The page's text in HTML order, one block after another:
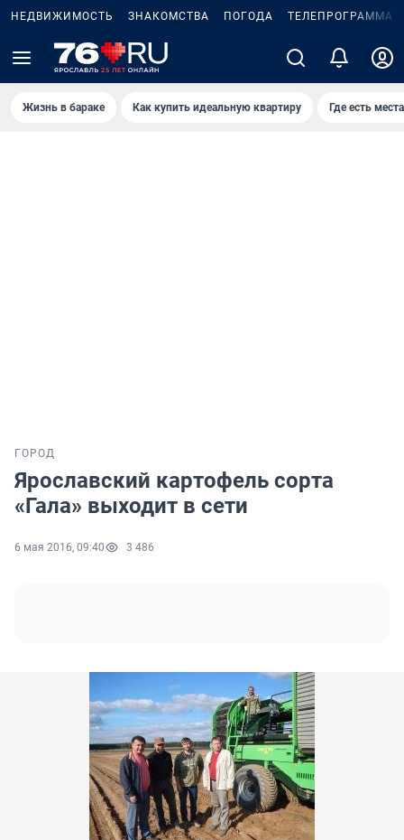
НЕДВИЖИМОСТЬ ЗНАКОМСТВА ПОГОДА ТЕЛЕПРОГРАММА
Жизнь в бараке Как купить идеальную квартиру Где есть
ГОРОД
Ярославский картофель сорта
«Гала» выходит в сети
6 мая 2016, 09:40 3 486